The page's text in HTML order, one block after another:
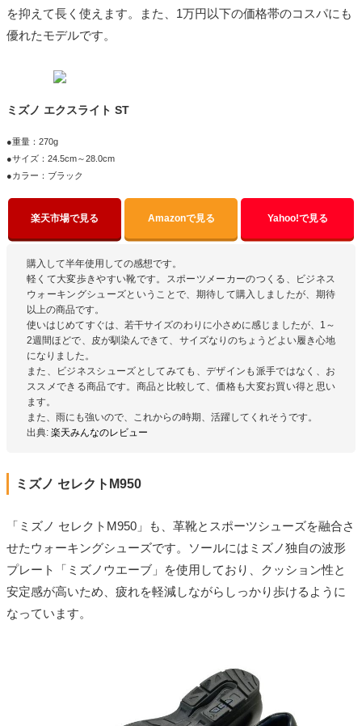
を抑えて長く使えます。また、1万円以下の価格帯のコスパにも
優れたモデルです。
ミズノ エクスライト ST
●重量：270g
●サイズ：24.5cm～28.0cm
●カラー：ブラック
楽天市場で見る Amazonで見る Yahoo!で見る
購入して半年使用しての感想です。
軽くて大変歩きやすい靴です。スポーツメーカーのつくる、ビジネス
ウォーキングシューズということで、期待して購入しましたが、期待
以上の商品です。
使いはじめてすぐは、若干サイズのわりに小さめに感じましたが、1～
2週間ほどで、皮が馴染んできて、サイズなりのちょうどよい履き心地
になりました。
また、ビジネスシューズとしてみても、デザインも派手ではなく、お
ススメできる商品です。商品と比較して、価格も大変お買い得と思い
ます。
また、雨にも強いので、これからの時期、活躍してくれそうです。
出典: 楽天みんなのレビュー
ミズノ セレクトM950
「ミズノ セレクトM950」も、革靴とスポーツシューズを融合さ
せたウォーキングシューズです。ソールにはミズノ独自の波形
プレート「ミズノウエーブ」を使用しており、クッション性と
安定感が高いため、疲れを軽減しながらしっかり歩けるように
なっています。